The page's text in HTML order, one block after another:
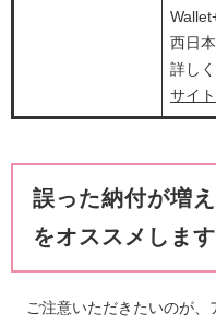
西日
詳し
サイト
誤った納付が増
をオススメします
ご注意いただきたいのが、